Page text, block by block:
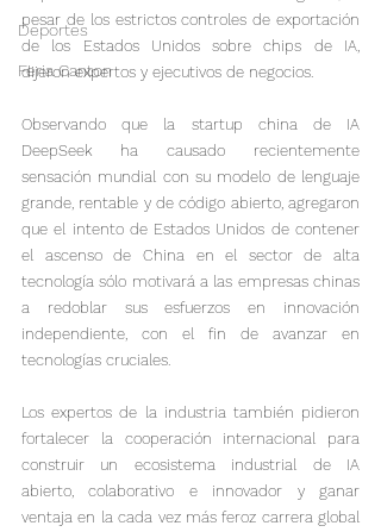
Deportes
Feria Canton
pesar de los estrictos controles de exportación
de los Estados Unidos sobre chips de IA,
dijeron expertos y ejecutivos de negocios.
Observando que la startup china de IA
DeepSeek ha causado recientemente
sensación mundial con su modelo de lenguaje
grande, rentable y de código abierto, agregaron
que el intento de Estados Unidos de contener
el ascenso de China en el sector de alta
tecnología sólo motivará a las empresas chinas
a redoblar sus esfuerzos en innovación
independiente, con el fin de avanzar en
tecnologías cruciales.
Los expertos de la industria también pidieron
fortalecer la cooperación internacional para
construir un ecosistema industrial de IA
abierto, colaborativo e innovador y ganar
ventaja en la cada vez más feroz carrera global